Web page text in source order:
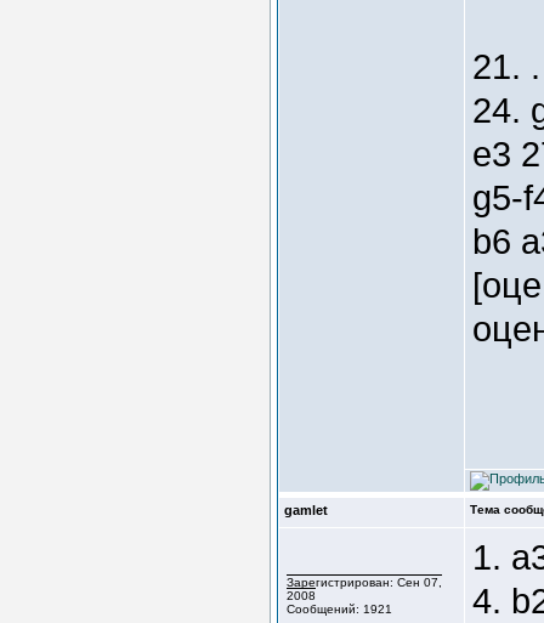
21.
24.
e3
g5-
b6
gamlet Тема
Зарегистрирован: Сен 07,
2008
Сообщений: 1921
1.
4.